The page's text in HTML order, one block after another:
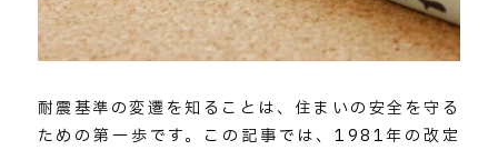
耐震基準の変遷を知ることは、住まいの安全を守る
ための第一歩です。この記事では、1981年の改定